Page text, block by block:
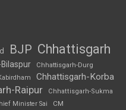
BJP Chhattisgarh
Chhattisgarh-Durg
Chhattisgarh-Korba
Raipur
Chhattisgarh-Sukma
Minister Sai CM